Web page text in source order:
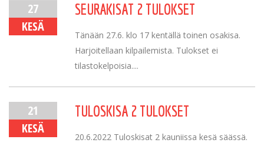
27
KESÄ
SEURAKISAT 2 TULOKSET
Tänään 27.6. klo 17 kentällä toinen osakisa.
Harjoitellaan kilpailemista. Tulokset ei
tilastokelpoisia....
21
KESÄ
TULOSKISA 2 TULOKSET
20.6.2022 Tuloskisat 2 kauniissa kesä säässä.